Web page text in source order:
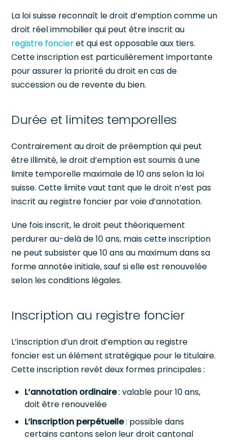
La loi suisse reconnaît le droit d’emption comme un
droit réel immobilier qui peut être inscrit au
registre foncieret qui est opposable aux tiers.
Cette inscription est particulièrement importante
pour assurer la priorité du droit en cas de
succession ou de revente du bien.
Durée et limites temporelles
Contrairement au droit de préemption qui peut
être illimité, le droit d’emption est soumis à une
limite temporelle maximale de 10 ans selon la loi
suisse. Cette limite vaut tant que le droit n’est pas
inscrit au registre foncier par voie d’annotation.
Une fois inscrit, le droit peut théoriquement
perdurer au-delà de 10 ans, mais cette inscription
ne peut subsister que 10 ans au maximum dans sa
forme annotée initiale, sauf si elle est renouvelée
selon les conditions légales.
Inscription au registre foncier
L’inscription d’un droit d’emption au registre
foncier est un élément stratégique pour le titulaire.
Cette inscription revêt deux formes principales :
L’annotation ordinaire: valable pour 10 ans,
doit être renouvelée
L’inscription perpétuelle: possible dans
certains cantons selon leur droit cantonal